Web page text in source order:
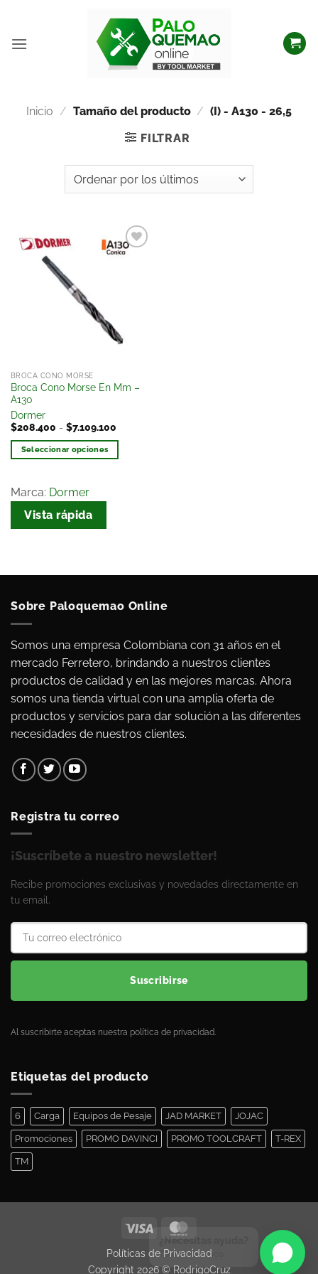
Inicio / Tamaño del producto / (I) - A130 - 26,5
FILTRAR
BROCA CONO MORSE
Broca Cono Morse En Mm –
A130
Dormer
$208.400 - $7.109.100
Seleccionar opciones
Marca: Dormer
Vista rápida
Sobre Paloquemao Online
Somos una empresa Colombiana con 31 años en el
mercado Ferretero, brindando a nuestros clientes
productos de calidad y en las mejores marcas. Ahora
somos una tienda virtual con una amplia oferta de
productos y servicios para dar solución a las diferentes
necesidades de nuestros clientes.
Registra tu correo
¡Suscríbete a nuestro newsletter!
Recibe promociones exclusivas y novedades directamente en
tu email.
Suscribirse
Al suscribirte aceptas nuestra política de privacidad.
Etiquetas del producto
6 Carga Equipos de Pesaje JAD MARKET JOJAC
Promociones PROMO DAVINCI PROMO TOOLCRAFT T-REX
TM
Políticas de Privacidad
Copyright 2026 © RodrigoCruz
¿Necesitas ayuda?
Te asesoramos